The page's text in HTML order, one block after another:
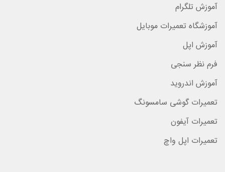
آموزش تلگرام
آموزشگاه تعمیرات موبایل
آموزش اپل
فرم نظر سنجی
آموزش اندروید
تعمیرات گوشی سامسونگ
تعمیرات آیفون
تعمیرات اپل واچ